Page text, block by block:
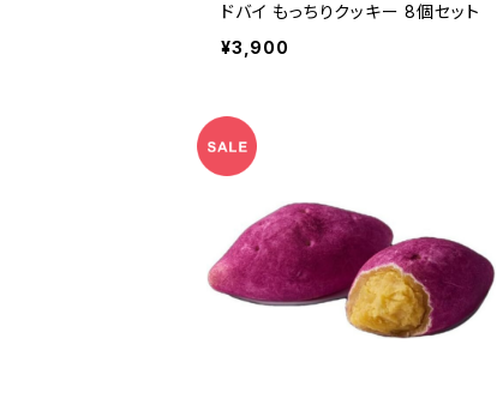
ドバイ もっちりクッキー 8個セット
¥3,900